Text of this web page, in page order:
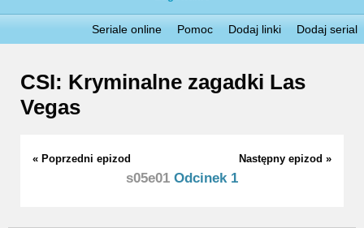
Seriale online Pomoc Dodaj linki Dodaj serial
CSI: Kryminalne zagadki Las
Vegas
« Poprzedni epizod Następny epizod »
s05e01 Odcinek 1